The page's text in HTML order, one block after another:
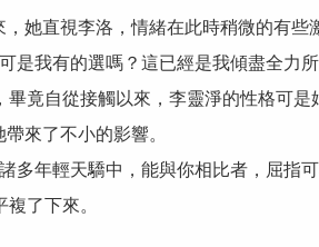
直視李洛，情緒在此時稍微的有些
我有的選嗎？這已經是我傾盡全力
自從接觸以來，李靈淨的性格可是
來了不小的影響。
年輕天驕中，能與你相比者，屈指
了下來。